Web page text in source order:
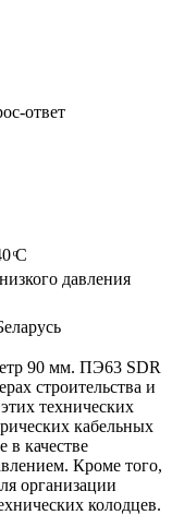
ответ
ͦС
давления
90 мм. ПЭ63 SDR
строительства и
технических
кабельных
в качестве
Кроме того,
организации
колодцев.